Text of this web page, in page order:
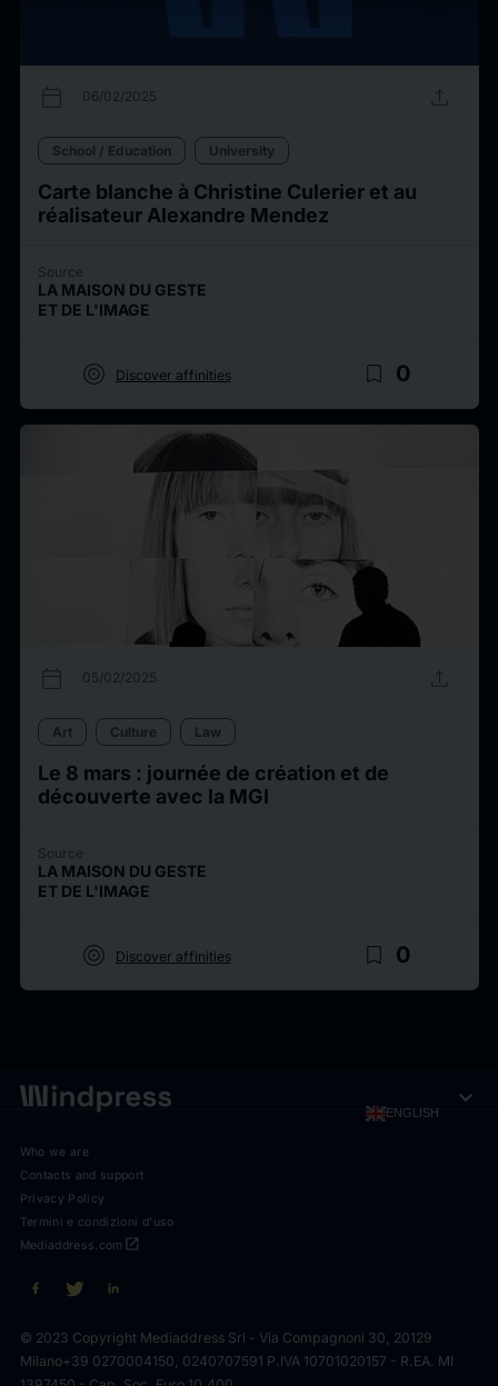
calendar_today 06/02/2025 upload
School / Education University
Carte blanche à Christine Culerier et au
réalisateur Alexandre Mendez
Source
LA MAISON DU GESTE
ET DE L'IMAGE
target Discover affinities bookmark_border 0
calendar_today 05/02/2025 upload
Art Culture Law
Le 8 mars : journée de création et de
découverte avec la MGI
Source
LA MAISON DU GESTE
ET DE L'IMAGE
target Discover affinities bookmark_border 0
ENGLISH expand_more
Who we are
Contacts and support
Privacy Policy
Termini e condizioni d'uso
open_in_new
Mediaddress.com
© 2023 Copyright Mediaddress Srl - Via Compagnoni 30, 20129
Milano+39 0270004150, 0240707591 P.IVA 10701020157 - R.EA. MI